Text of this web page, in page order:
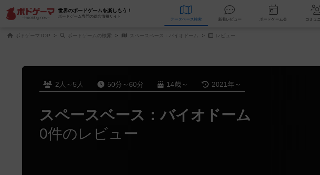
世界のボードゲームを楽しもう！
ボードゲーム専門の総合情報サイト
データベース 検索 新着レビュー ボードゲーム会
ボドゲーマTOP ボードゲームの検索 スペースベース：バイオドーム レビュー
2人～5人 50分～60分 14歳～ 2021年～
スペースベース：バイオドーム
0件のレビュー